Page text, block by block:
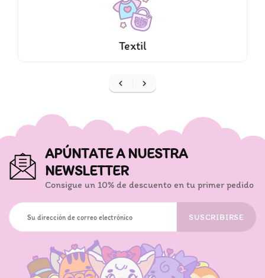
Textil
 
APÚNTATE A NUESTRA
NEWSLETTER
Consigue un 10% de descuento en tu primer pedido
SUSCRIBIRSE